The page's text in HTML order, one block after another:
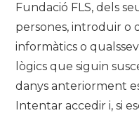
Fundació FLS, dels
persones, introduir o
informàtics o
lògics que siguin
danys anteriorment
Intentar accedir i, si